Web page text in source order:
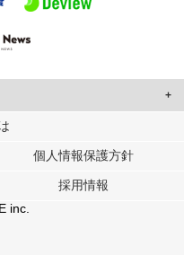
に合わせたコンテンツや広告の
ナーに提供しています。
ートナーに提供した他の情報や、
たときに収集した他の情報を組み
個人情報保護方針
採用情報
inc.